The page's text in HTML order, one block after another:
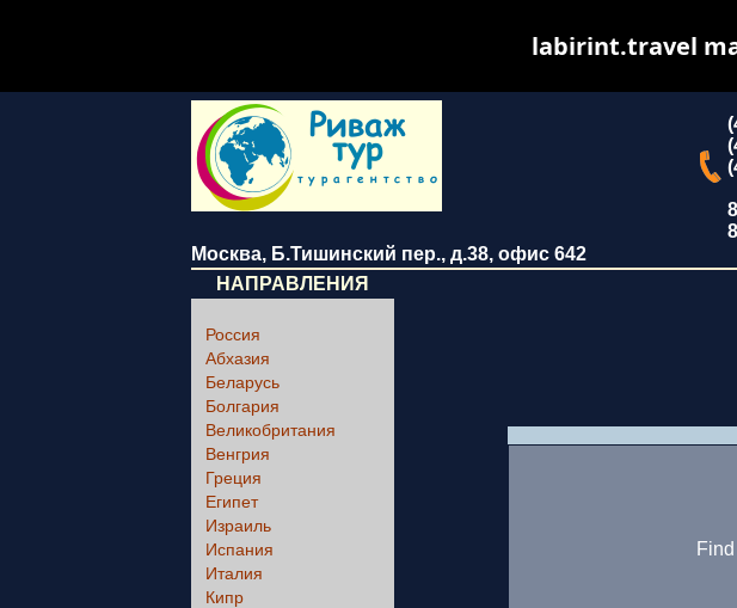
Москва, Б.Тишинский пер., д.38, офис 642
НАПРАВЛЕНИЯ
Россия
Абхазия
Беларусь
Болгария
Великобритания
Венгрия
Греция
Египет
Израиль
Испания
Италия
Кипр
labirint.travel